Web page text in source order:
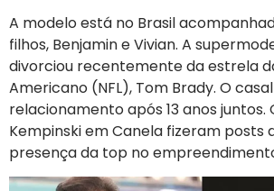
A modelo está no Brasil
filhos, Benjamin e Vivian. A
divorciou recentemente da estrela
Americano (NFL), Tom Brady. O
relacionamento após 13 anos juntos.
Kempinski em Canela fizeram posts
presença da top no